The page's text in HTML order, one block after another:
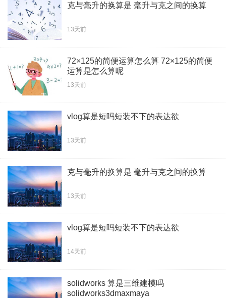
克与毫升的换算是 毫升与克之间的换算
13天前
72×125的简便运算怎么算 72×125的简便
运算是怎么算呢
13天前
vlog算是短吗短装不下的表达欲
13天前
克与毫升的换算是 毫升与克之间的换算
13天前
vlog算是短吗短装不下的表达欲
14天前
solidworks 算是三维建模吗
solidworks3dmaxmaya